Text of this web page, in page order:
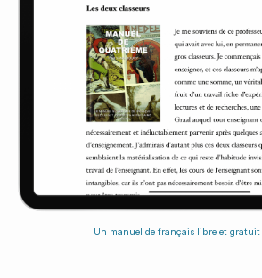
Un manuel de français libre et gratuit